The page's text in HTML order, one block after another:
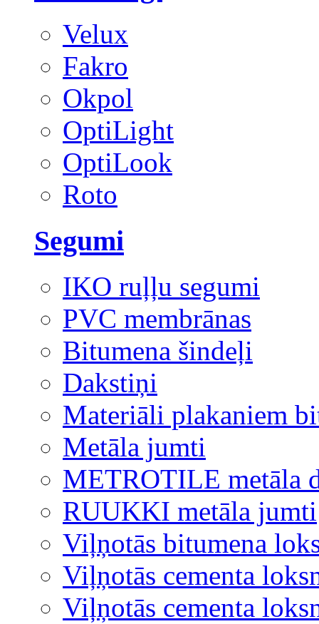
Velux
Fakro
Okpol
OptiLight
OptiLook
Roto
Segumi
IKO ruļļu segumi
PVC membrānas
Bitumena šindeļi
Dakstiņi
Materiāli plakaniem
Metāla jumti
METROTILE metāla
RUUKKI metāla jumti
Viļņotās bitumena
Viļņotās cementa
Viļņotās cementa